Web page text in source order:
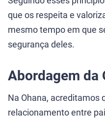
que os respeita e
mesmo tempo em que
segurança deles.
Abordagem da
Na Ohana, acreditamos
relacionamento entre